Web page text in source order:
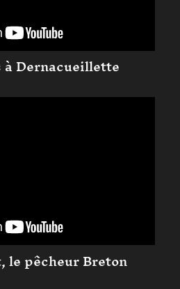
à Dernacueillette
le pêcheur Breton